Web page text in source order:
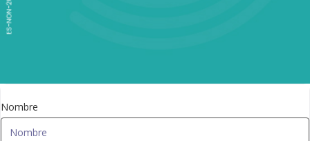
Nombre